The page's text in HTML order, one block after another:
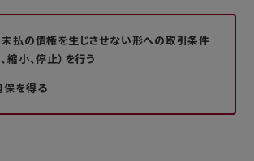
払の債権を生じさせない形への取引条件
縮小、停止）を行う
を得る